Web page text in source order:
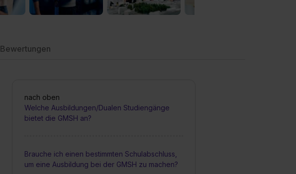
Bewertungen
nach oben
Welche Ausbildungen/Dualen Studiengänge
bietet die GMSH an?
Brauche ich einen bestimmten Schulabschluss,
um eine Ausbildung bei der GMSH zu machen?